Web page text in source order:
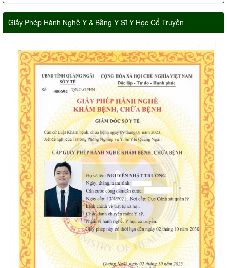
Giấy Phép Hành Nghề Y & Bằng Y Sĩ Y Học Cổ Truyền